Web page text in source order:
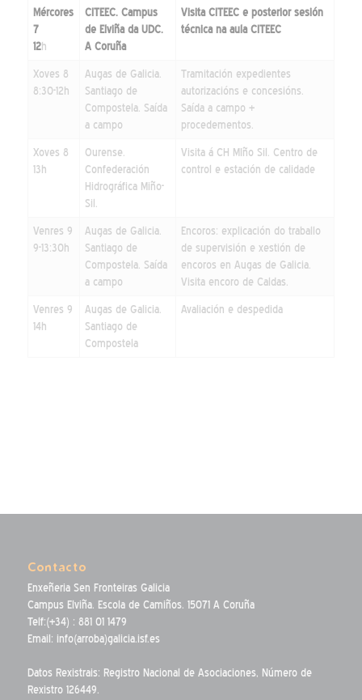
Mércores
7
12h
CITEEC. Campus
de Elviña da UDC.
A Coruña
Visita CITEEC e posterior sesión
técnica na aula CITEEC
Xoves 8
8:30-12h
Augas de Galicia.
Santiago de
Compostela. Saída
a campo
Tramitación expedientes
autorizacións e concesións.
Saída a campo +
procedementos.
Xoves 8
13h
Ourense.
Confederación
Hidrográfica Miño-
Sil.
Visita á CH MIño Sil. Centro de
control e estación de calidade
Venres 9
9-13:30h
Augas de Galicia.
Santiago de
Compostela. Saída
a campo
Encoros: explicación do traballo
de supervisión e xestión de
encoros en Augas de Galicia.
Visita encoro de Caldas.
Venres 9
14h
Augas de Galicia.
Santiago de
Compostela
Avaliación e despedida
Contacto
Enxeñeria Sen Fronteiras Galicia
Campus Elviña. Escola de Camiños. 15071 A Coruña
Telf:(+34) : 881 01 1479
Email: info(arroba)galicia.isf.es
Datos Rexistrais: Registro Nacional de Asociaciones, Número de
Rexistro 126449.